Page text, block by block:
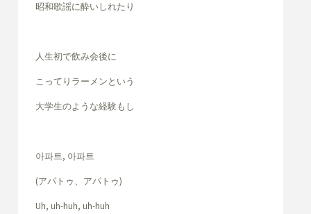
昭和歌謡に酔いしれたり
人生初で飲み会後に
こってりラーメンという
大学生のような経験もし
아파트, 아파트
(アパトゥ、アパトゥ)
Uh, uh-huh, uh-huh